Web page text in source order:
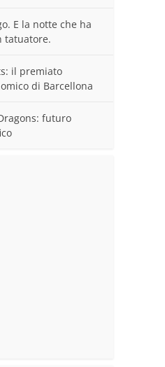
E la notte che ha
tatuatore.
il premiato
di Barcellona
futuro